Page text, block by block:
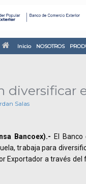
Inicio NOSOTROS
diversificar
Salas
Bancoex).- El
trabaja para
Exportador a través